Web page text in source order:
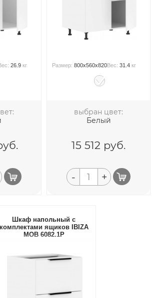
26.9 кг Размер:800x560x820Вес:31.4 кг
выбран цвет:
Белый
15 512 руб.
- +
Шкаф напольный с
комплектами ящиков IBIZA
MOB 6082.1P